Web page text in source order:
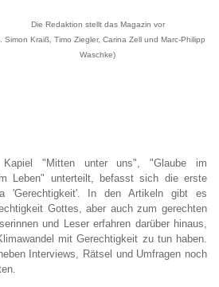
Die Redaktion stellt das Magazin vor
Simon Kraiß, Timo Ziegler, Carina Zell und Marc-Philipp
Waschke)
"Mitten unter uns", "Glaube im
Leben" unterteilt, befasst sich die erste
'Gerechtigkeit'. In den Artikeln gibt es
Gottes, aber auch zum gerechten
und Leser erfahren darüber hinaus,
mit Gerechtigkeit zu tun haben.
Interviews, Rätsel und Umfragen noch